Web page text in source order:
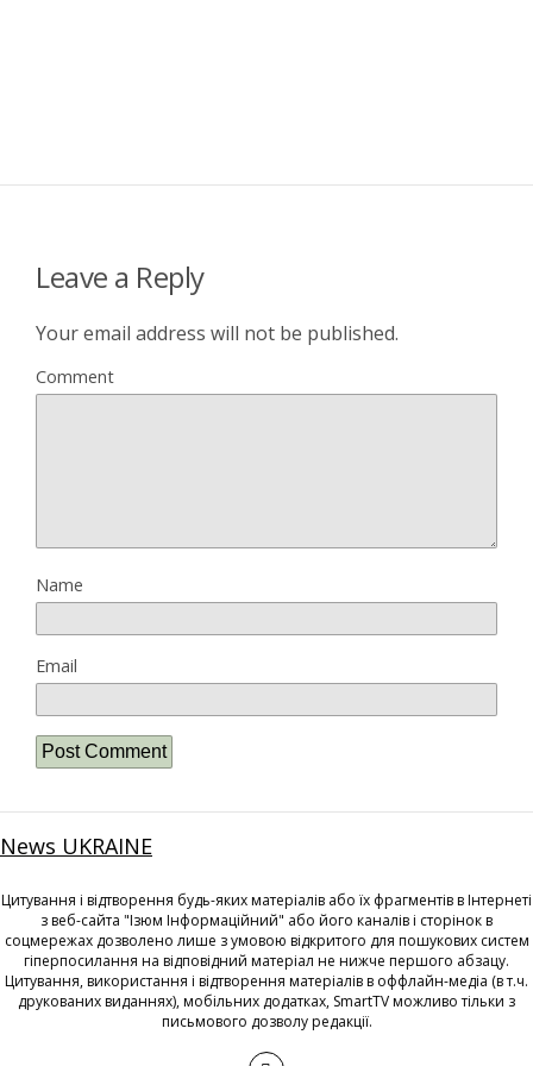
Leave a Reply
Your email address will not be published.
Comment
Name
Email
News UKRAINE
Цитування і відтворення будь-яких матеріалів або їх фрагментів в Інтернеті
з веб-сайта "Ізюм Інформаційний" або його каналів і сторінок в
соцмережах дозволено лише з умовою відкритого для пошукових систем
гіперпосилання на відповідний матеріал не нижче першого абзацу.
Цитування, використання і відтворення матеріалів в оффлайн-медіа (в т.ч.
друкованих виданнях), мобільних додатках, SmartTV можливо тільки з
письмового дозволу редакції.